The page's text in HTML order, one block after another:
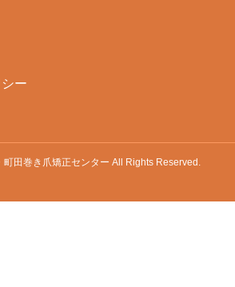
ー
田巻き爪矯正センター All Rights Reserved.